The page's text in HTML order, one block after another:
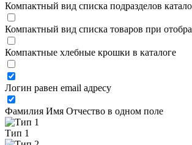
Компактный вид списка подразделов
Компактный вид списка товаров при
Компактные хлебные крошки в каталоге
Логин равен email адресу
Фамилия Имя Отчество в одном поле
Тип 1